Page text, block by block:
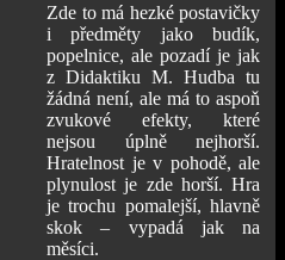
Zde to má hezké postavičky
i předměty jako budík,
popelnice, ale pozadí je jak
z Didaktiku M. Hudba tu
žádná není, ale má to aspoň
zvukové efekty, které
nejsou úplně nejhorší.
Hratelnost je v pohodě, ale
plynulost je zde horší. Hra
je trochu pomalejší, hlavně
skok – vypadá jak na
měsíci.